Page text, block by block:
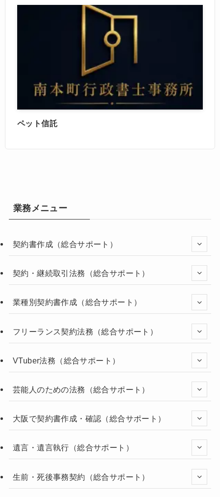
ペット信託
業務メニュー
契約書作成（総合サポート）
契約・継続取引法務（総合サポート）
業種別契約書作成（総合サポート）
フリーランス契約法務（総合サポート）
VTuber法務（総合サポート）
芸能人のための法務（総合サポート）
大阪で契約書作成・確認（総合サポート）
遺言・遺言執行（総合サポート）
生前・死後事務契約（総合サポート）